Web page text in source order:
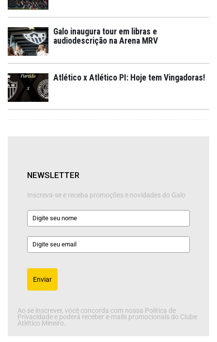
Galo inaugura tour em libras e
audiodescrição na Arena MRV
Atlético x Atlético PI: Hoje tem Vingadoras!
NEWSLETTER
Inscreva-se e receba promoções e novidades do Galo
Enviar
Ao se inscrever, você concorda com nossa Política de
Privacidade e poderá receber e-mails promocionais do Clube
Atlético Mineiro.